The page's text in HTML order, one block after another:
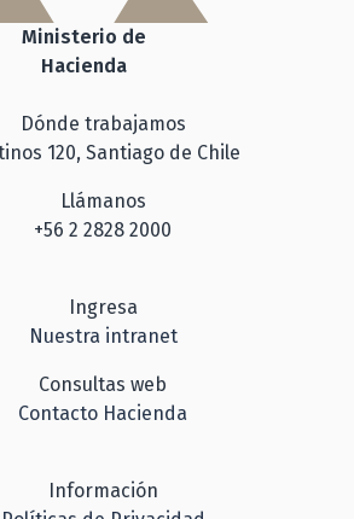
Ministerio de
Hacienda
Dónde trabajamos
120, Santiago de Chile
Llámanos
+56 2 2828 2000
Ingresa
Nuestra intranet
Consultas web
Contacto Hacienda
Información